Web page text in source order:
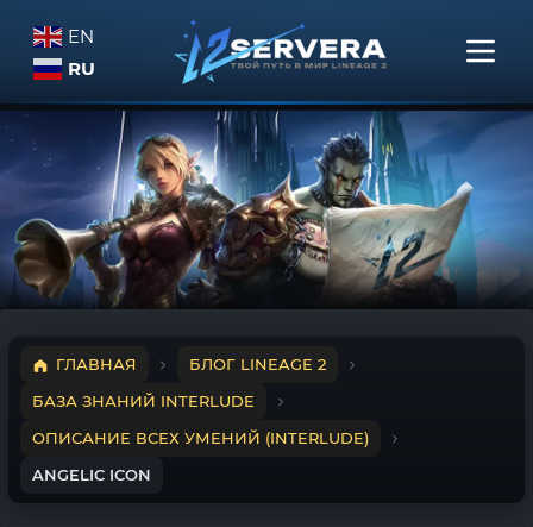
EN
RU
ГЛАВНАЯ
БЛОГ LINEAGE 2
БАЗА ЗНАНИЙ INTERLUDE
ОПИСАНИЕ ВСЕХ УМЕНИЙ (INTERLUDE)
ANGELIC ICON